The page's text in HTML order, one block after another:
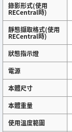
錄影形式(使用
RECentral時)
靜態擷取格式(使用
RECentral時)
狀態指示燈
電源
本體尺寸
本體重量
使用溫度範圍